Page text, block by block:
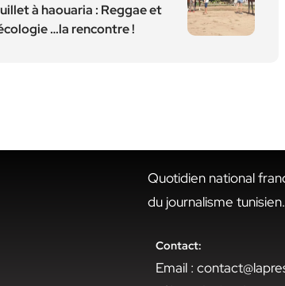
à haouaria : Reggae et
…la rencontre !
Quotidien national
du journalisme
Contact:
Email :